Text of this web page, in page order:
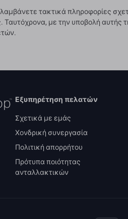
λαμβάνετε τακτικά πληροφορίες
με την υποβολή αυτής
Εξυπηρέτηση πελατών
Σχετικά με εμάς
Χονδρική συνεργασία
Πολιτική απορρήτου
Πρότυπα ποιότητας
ανταλλακτικών